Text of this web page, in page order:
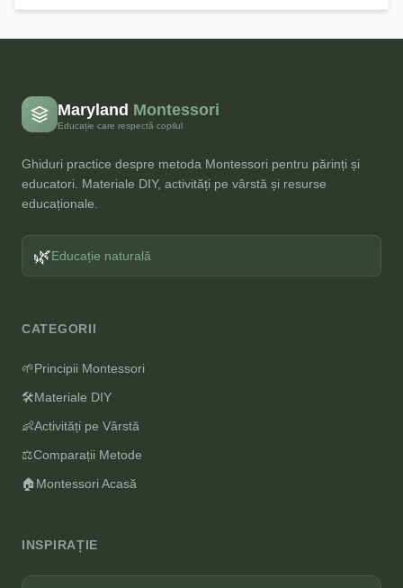
Maryland Montessori
Educație care respectă copilul
Ghiduri practice despre metoda Montessori pentru părinți și
educatori. Materiale DIY, activități pe vârstă și resurse
educaționale.
🌿Educație naturală
CATEGORII
🌱Principii Montessori
🛠️Materiale DIY
👶Activități pe Vârstă
⚖️Comparații Metode
🏠Montessori Acasă
INSPIRAȚIE